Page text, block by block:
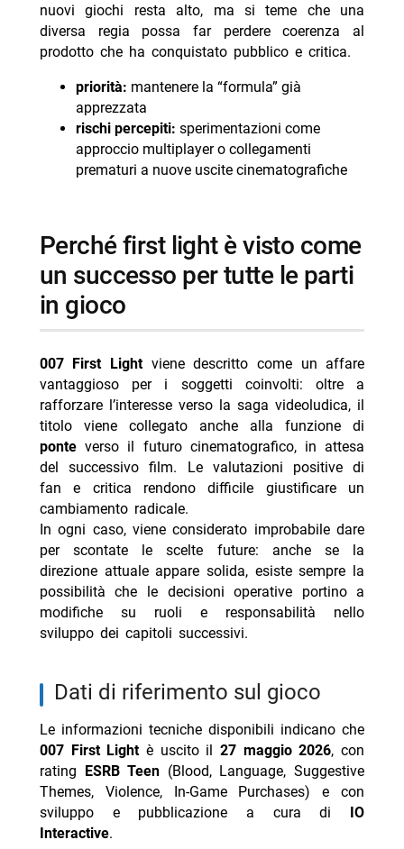
nuovi giochi resta alto, ma si teme che una
diversa regia possa far perdere coerenza al
prodotto che ha conquistato pubblico e critica.
priorità: mantenere la “formula” già
apprezzata
rischi percepiti: sperimentazioni come
approccio multiplayer o collegamenti
prematuri a nuove uscite cinematografiche
perché first light è visto come
un successo per tutte le parti
in gioco
007 First Lightviene descritto come un affare
vantaggioso per i soggetti coinvolti: oltre a
rafforzare l’interesse verso la saga videoludica, il
titolo viene collegato anche alla funzione di
ponteverso il futuro cinematografico, in attesa
del successivo film. Le valutazioni positive di
fan e critica rendono difficile giustificare un
cambiamento radicale.
In ogni caso, viene considerato improbabile dare
per scontate le scelte future: anche se la
direzione attuale appare solida, esiste sempre la
possibilità che le decisioni operative portino a
modifiche su ruoli e responsabilità nello
sviluppo dei capitoli successivi.
dati di riferimento sul gioco
Le informazioni tecniche disponibili indicano che
007 First Lightè uscito il27 maggio 2026, con
rating ESRB Teen (Blood, Language, Suggestive
Themes, Violence, In-Game Purchases) e con
sviluppo e pubblicazione a cura di IO
Interactive.